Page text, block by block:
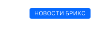
НОВОСТИ БРИКС